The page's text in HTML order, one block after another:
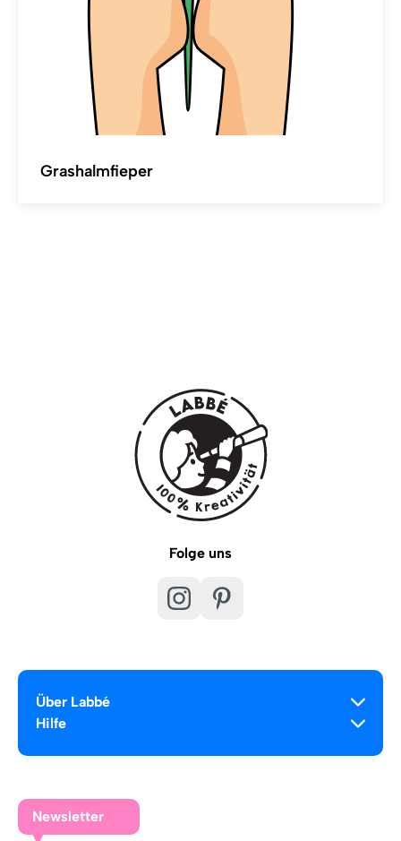
Grashalmfieper
Folge uns
Über Labbé
Hilfe
Newsletter